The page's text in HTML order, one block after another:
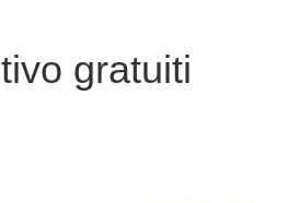
gratuiti